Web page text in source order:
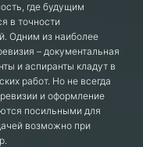
где будущим
в точности
Одним из наиболее
– документальная
и аспиранты кладут в
работ. Но не всегда
и оформление
посильными для
возможно при